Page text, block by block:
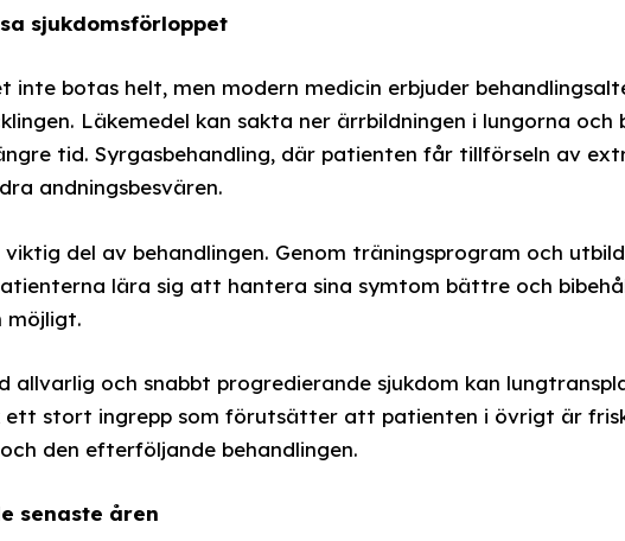
sjukdomsförloppet
inte botas helt, men modern medicin erbjuder
Läkemedel kan sakta ner ärrbildningen i lungorna och
tid. Syrgasbehandling, där patienten får tillförseln av
andningsbesvären.
del av behandlingen. Genom träningsprogram och
lära sig att hantera sina symtom bättre och
möjligt.
allvarlig och snabbt progredierande sjukdom kan
stort ingrepp som förutsätter att patienten i övrigt är
den efterföljande behandlingen.
senaste åren